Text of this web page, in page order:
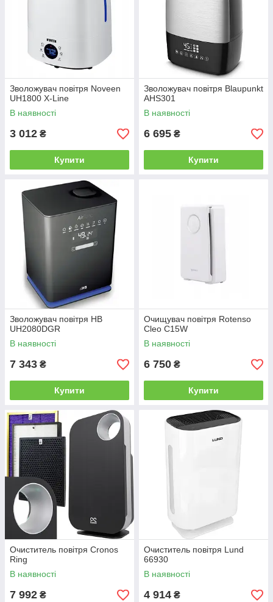
Зволожувач повітря Noveen
UH1800 X-Line
В наявності
3 012 ₴
Купити
Зволожувач повітря Blaupunkt
AHS301
В наявності
6 695 ₴
Купити
Зволожувач повітря HB
UH2080DGR
В наявності
7 343 ₴
Купити
Очищувач повітря Rotenso
Cleo C15W
В наявності
6 750 ₴
Купити
Очиститель повітря Cronos
Ring
В наявності
7 992 ₴
Очиститель повітря Lund
66930
В наявності
4 914 ₴